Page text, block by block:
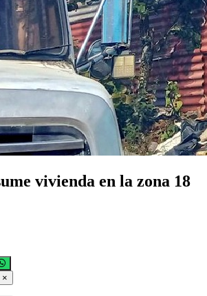
vivienda en la zona 18
×